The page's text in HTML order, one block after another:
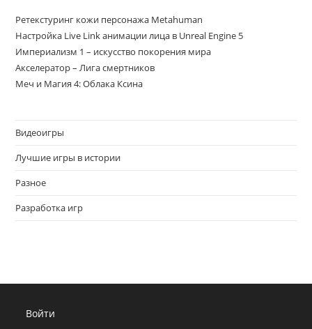
Ретекстуринг кожи персонажа Metahuman
Настройка Live Link анимации лица в Unreal Engine 5
Империализм 1 – искусство покорения мира
Акселератор – Лига смертников
Меч и Магия 4: Облака Ксина
Видеоигры
Лучшие игры в истории
Разное
Разработка игр
Войти